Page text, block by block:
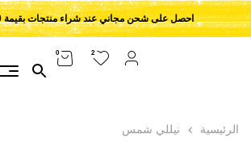
احصل على شحن مجاني عند شراء منتجات بقيمة 1000 أو أكثر!
2
0
الرئيسية نيللي شمس